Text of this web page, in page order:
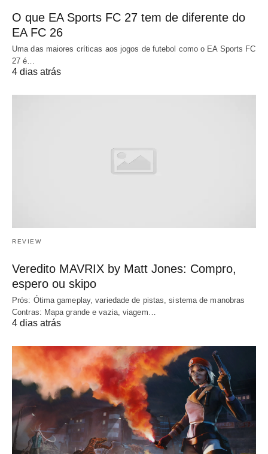
O que EA Sports FC 27 tem de diferente do
EA FC 26
Uma das maiores críticas aos jogos de futebol como o EA Sports FC
27 é…
4 dias atrás
REVIEW
Veredito MAVRIX by Matt Jones: Compro,
espero ou skipo
Prós: Ótima gameplay, variedade de pistas, sistema de manobras
Contras: Mapa grande e vazia, viagem…
4 dias atrás